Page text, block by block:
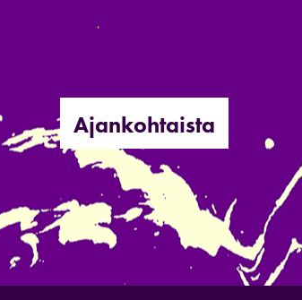
Ajankohtaista